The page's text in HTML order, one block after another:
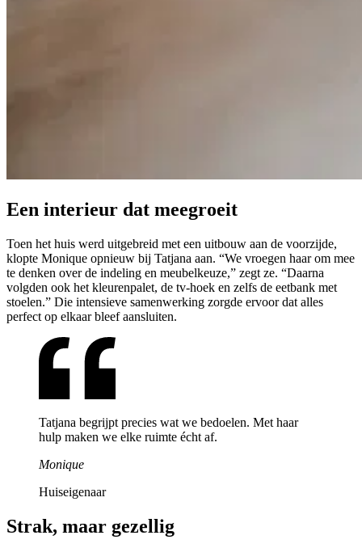
Een interieur dat meegroeit
Toen het huis werd uitgebreid met een uitbouw aan de voorzijde,
klopte Monique opnieuw bij Tatjana aan. “We vroegen haar om mee
te denken over de indeling en meubelkeuze,” zegt ze. “Daarna
volgden ook het kleurenpalet, de tv-hoek en zelfs de eetbank met
stoelen.” Die intensieve samenwerking zorgde ervoor dat alles
perfect op elkaar bleef aansluiten.
Tatjana begrijpt precies wat we bedoelen. Met haar
hulp maken we elke ruimte écht af.
Monique
Huiseigenaar
Strak, maar gezellig